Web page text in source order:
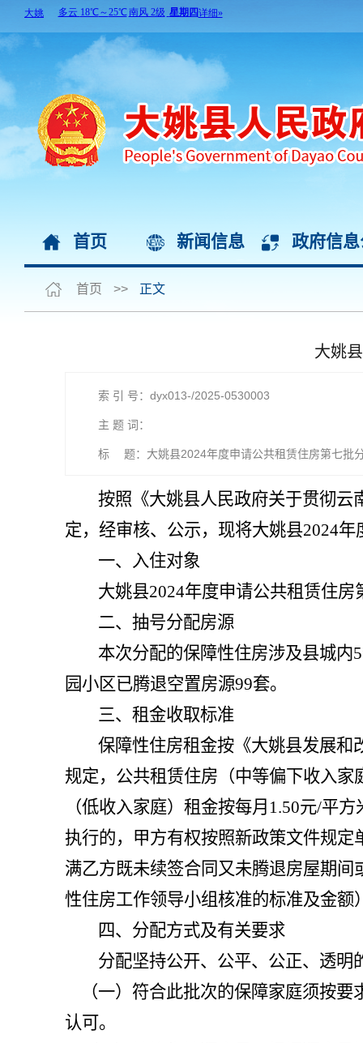
首页 新闻信息 政府信
首页 >> 正文
大姚
索 引 号：dyx013-/2025-0530003
主 题 词：
标 题：大姚县2024年度申请公共租赁住房第七批
按照 《大姚县人民政府关于贯彻
定，经审核、公示，现将大姚县2024年
一、入住对象
大姚县2024年度申请公共租赁住房
二、 抽号分配房源
本次分配的保障性住房涉及县城内5
园小区已腾退空置房源99套。
三、租金收取标准
保障性住房租金按《大姚县发展和
规定，公共租赁住房（中等偏下收入
（低收入家庭）租金按每月1.50元/平
执行的，甲方有权按照新政策文件规
满乙方既未续签合同又未腾退房屋期
性住房工作领导小组核准的标准及金额
四、 分配方式及有关要求
分配坚持公开、公平、公正、透
（一）符合此批次的保障家庭须按
认可。